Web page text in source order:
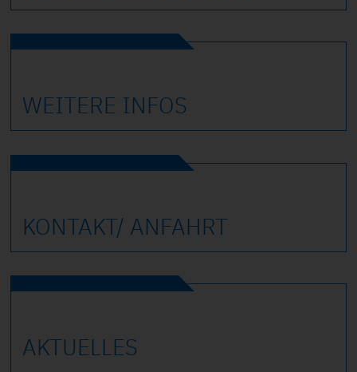
WEITERE INFOS
KONTAKT/ ANFAHRT
AKTUELLES